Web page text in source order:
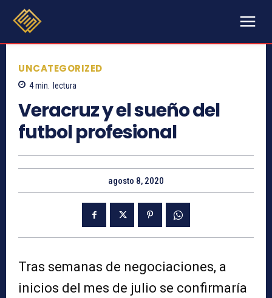
UNCATEGORIZED
4min. lectura
Veracruz y el sueño del
futbol profesional
agosto 8, 2020
Tras semanas de negociaciones, a
inicios del mes de julio se confirmaría